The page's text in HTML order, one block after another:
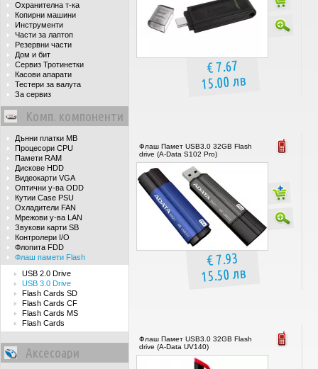
Охранителна т-ка
Копирни машини
Инструменти
Части за лаптоп
Резервни части
Дом и бит
Сервиз Тротинетки
Касови апарати
Тестери за валута
За сервиз
Комп. компоненти
Дънни платки MB
Процесори CPU
Памети RAM
Дискове HDD
Видеокарти VGA
Оптични у-ва ODD
Кутии Case PSU
Охладители FAN
Мрежови у-ва LAN
Звукови карти SB
Контролери I/O
Флопита FDD
Флаш памети Flash
USB 2.0 Drive
USB 3.0 Drive
Flash Cards SD
Flash Cards CF
Flash Cards MS
Flash Cards
Аксесоари
€ 7.67
15.00 лв
Флаш Памет USB3.0 32GB Flash
drive (A-Data S102 Pro)
€ 7.93
15.50 лв
Флаш Памет USB3.0 32GB Flash
drive (A-Data UV140)